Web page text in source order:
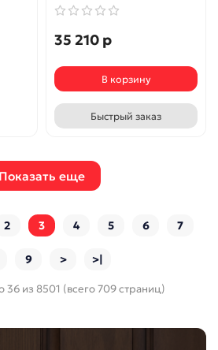
35 210 р
В корзину
Быстрый заказ
Показать еще
2 3 4 5 6 7
9 > >|
36 из 8501 (всего 709 страниц)